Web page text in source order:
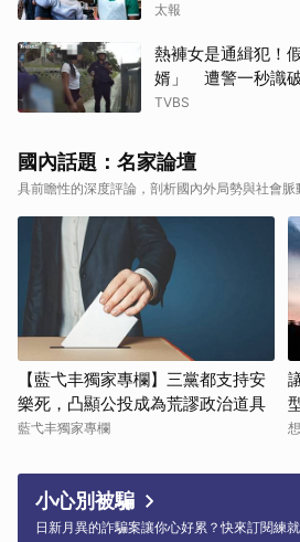
太報
熱褲女是通緝犯！
婿」 遭警一秒識
TVBS
國內話題：名家論壇
具前瞻性的深度評論，剖析國內外局勢與社會脈
【藍弋丰獨家專欄】三黨都支持安
樂死，凸顯公投成為荒謬政治道具
藍弋丰獨家專欄
小心別被騙
日新月異的詐騙案讓你心好累？快來訂閱練